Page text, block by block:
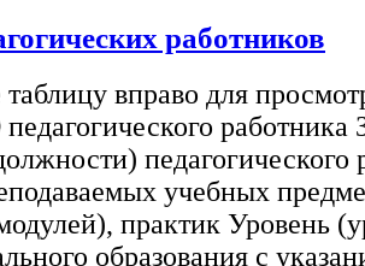
работников
вправо для
работника
педагогического
учебных
практик Уровень
образования с